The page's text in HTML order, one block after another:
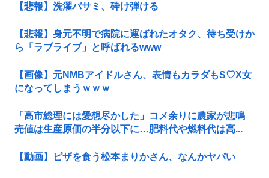
【悲報】洗濯バサミ、砕け弾ける
【悲報】身元不明で病院に運ばれたオタク、待ち受けか
ら「ラブライブ」と呼ばれるwww
【画像】元NMBアイドルさん、表情もカラダもS♡X女
になってしまうｗｗｗ
「高市総理には愛想尽かした」コメ余りに農家が悲鳴
売値は生産原価の半分以下に…肥料代や燃料代は高...
【動画】ピザを食う松本まりかさん、なんかヤバい